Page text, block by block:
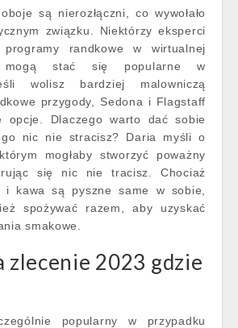
są nierozłączni, co wywołało
związku. Niektórzy eksperci
randkowe w wirtualnej
mogą stać się popularne w
wolisz bardziej malowniczą
przygody, Sedona i Flagstaff
opcje. Dlaczego warto dać sobie
nic nie stracisz? Daria myśli o
mogłaby stworzyć poważny
się nic nie tracisz. Chociaż
i kawa są pyszne same w sobie,
spożywać razem, aby uzyskać
smakowe.
zlecenie 2023 gdzie
popularny w przypadku